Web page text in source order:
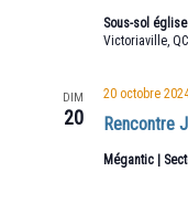
Sous-sol
Victoriaville, QC
DIM
20 Rencontre
20 octobre
Mégantic |